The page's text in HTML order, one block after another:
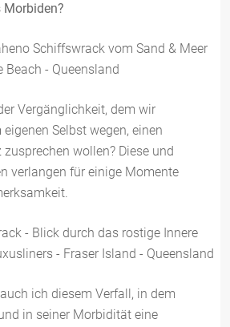
Morbiden?
Vergänglichkeit, dem wir
Selbst wegen, einen
zusprechen wollen? Diese und
verlangen für einige Momente
ich diesem Verfall, in dem
in seiner Morbidität eine